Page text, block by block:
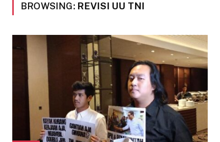
BROWSING: REVISI UU TNI